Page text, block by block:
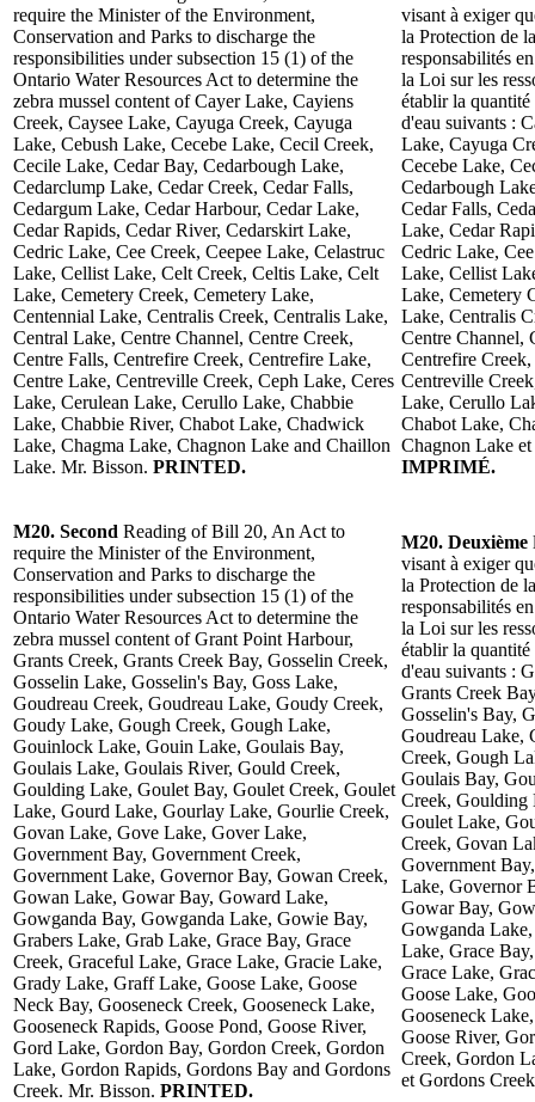
require the Minister of the Environment,
Conservation and Parks to discharge the
responsibilities under subsection 15 (1) of the
Ontario Water Resources Act to determine the
zebra mussel content of Cayer Lake, Cayiens
Creek, Caysee Lake, Cayuga Creek, Cayuga
Lake, Cebush Lake, Cecebe Lake, Cecil Creek,
Cecile Lake, Cedar Bay, Cedarbough Lake,
Cedarclump Lake, Cedar Creek, Cedar Falls,
Cedargum Lake, Cedar Harbour, Cedar Lake,
Cedar Rapids, Cedar River, Cedarskirt Lake,
Cedric Lake, Cee Creek, Ceepee Lake, Celastruc
Lake, Cellist Lake, Celt Creek, Celtis Lake, Celt
Lake, Cemetery Creek, Cemetery Lake,
Centennial Lake, Centralis Creek, Centralis Lake,
Central Lake, Centre Channel, Centre Creek,
Centre Falls, Centrefire Creek, Centrefire Lake,
Centre Lake, Centreville Creek, Ceph Lake, Ceres
Lake, Cerulean Lake, Cerullo Lake, Chabbie
Lake, Chabbie River, Chabot Lake, Chadwick
Lake, Chagma Lake, Chagnon Lake and Chaillon
Lake. Mr. Bisson. PRINTED.
visant à exiger
la Protection de
responsabilités
la Loi sur les
établir la quantité
d'eau suivants :
Lake, Cayuga
Cecebe Lake,
Cedarbough
Cedar Falls,
Lake, Cedar
Cedric Lake,
Lake, Cellist
Lake, Cemetery
Lake, Centralis
Centre Channel,
Centrefire
Centreville
Lake, Cerullo
Chabot Lake,
Chagnon Lake
IMPRIMÉ.
M20. Second Reading of Bill 20, An Act to
require the Minister of the Environment,
Conservation and Parks to discharge the
responsibilities under subsection 15 (1) of the
Ontario Water Resources Act to determine the
zebra mussel content of Grant Point Harbour,
Grants Creek, Grants Creek Bay, Gosselin Creek,
Gosselin Lake, Gosselin's Bay, Goss Lake,
Goudreau Creek, Goudreau Lake, Goudy Creek,
Goudy Lake, Gough Creek, Gough Lake,
Gouinlock Lake, Gouin Lake, Goulais Bay,
Goulais Lake, Goulais River, Gould Creek,
Goulding Lake, Goulet Bay, Goulet Creek, Goulet
Lake, Gourd Lake, Gourlay Lake, Gourlie Creek,
Govan Lake, Gove Lake, Gover Lake,
Government Bay, Government Creek,
Government Lake, Governor Bay, Gowan Creek,
Gowan Lake, Gowar Bay, Goward Lake,
Gowganda Bay, Gowganda Lake, Gowie Bay,
Grabers Lake, Grab Lake, Grace Bay, Grace
Creek, Graceful Lake, Grace Lake, Gracie Lake,
Grady Lake, Graff Lake, Goose Lake, Goose
Neck Bay, Gooseneck Creek, Gooseneck Lake,
Gooseneck Rapids, Goose Pond, Goose River,
Gord Lake, Gordon Bay, Gordon Creek, Gordon
Lake, Gordon Rapids, Gordons Bay and Gordons
Creek. Mr. Bisson. PRINTED.
M20. Deuxième
visant à exiger
la Protection de
responsabilités
la Loi sur les
établir la quantité
d'eau suivants :
Grants Creek
Gosselin's Bay,
Goudreau Lake,
Creek, Gough
Goulais Bay,
Creek, Goulding
Goulet Lake,
Creek, Govan
Government
Lake, Governor
Gowar Bay,
Gowganda
Lake, Grace
Grace Lake,
Goose Lake,
Gooseneck
Goose River,
Creek, Gordon
et Gordons